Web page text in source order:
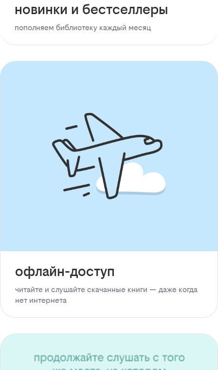
новинки и бестселлеры
пополняем библиотеку каждый месяц
офлайн-доступ
читайте и слушайте скачанные книги — даже когда
нет интернета